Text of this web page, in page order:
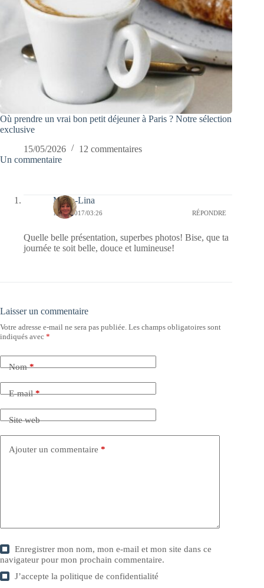
Où prendre un vrai bon petit déjeuner à Paris ? Notre sélection
exclusive
15/05/2026
12 commentaires
Un commentaire
Maria-Lina
19/02/2017/03:26 RÉPONDRE
Quelle belle présentation, superbes photos! Bise, que ta
journée te soit belle, douce et lumineuse!
Laisser un commentaire
Votre adresse e-mail ne sera pas publiée. Les champs obligatoires sont
indiqués avec *
Nom*
E-mail*
Site web
Ajouter un commentaire *
Enregistrer mon nom, mon e-mail et mon site dans ce
navigateur pour mon prochain commentaire.
J’accepte lapolitique de confidentialité